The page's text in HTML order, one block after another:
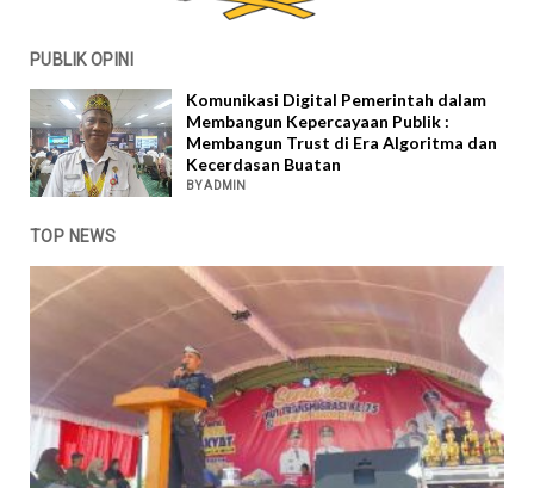
PUBLIK OPINI
Komunikasi Digital Pemerintah dalam
Membangun Kepercayaan Publik :
Membangun Trust di Era Algoritma dan
Kecerdasan Buatan
BY ADMIN
TOP NEWS